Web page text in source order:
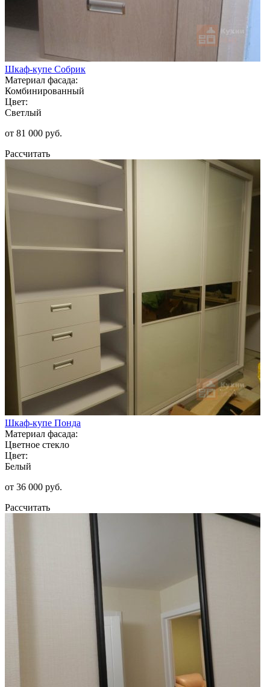
Шкаф-купе Собрик
Материал фасада:
Комбинированный
Цвет:
Светлый
от 81 000 руб.
Рассчитать
Шкаф-купе Понда
Материал фасада:
Цветное стекло
Цвет:
Белый
от 36 000 руб.
Рассчитать